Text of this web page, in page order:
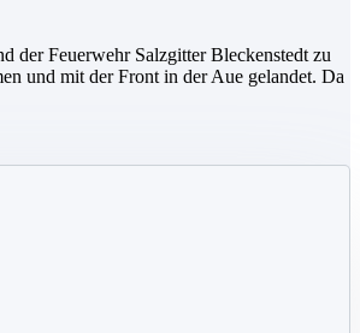
der Feuerwehr Salzgitter Bleckenstedt zu
und mit der Front in der Aue gelandet. Da